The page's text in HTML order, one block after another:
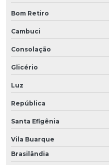
Bom Retiro
Cambuci
Consolação
Glicério
Luz
República
Santa Efigênia
Vila Buarque
Brasilândia